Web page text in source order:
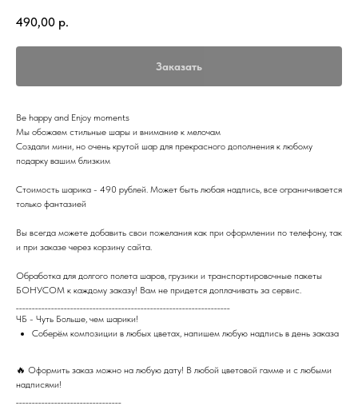
490,00 р.
Заказать
Be happy and Enjoy moments
Мы обожаем стильные шары и внимание к мелочам
Создали мини, но очень крутой шар для прекрасного дополнения к любому
подарку вашим близким
Стоимость шарика - 490 рублей. Может быть любая надпись, все ограничивается
только фантазией
Вы всегда можете добавить свои пожелания как при оформлении по телефону, так
и при заказе через корзину сайта.
Обработка для долгого полета шаров, грузики и транспортировочные пакеты
БОНУСОМ к каждому заказу! Вам не придется доплачивать за сервис.
ЧБ - Чуть Больше, чем шарики!
Соберём композиции в любых цветах, напишем любую надпись в день заказа
🔥 Оформить заказ можно на любую дату! В любой цветовой гамме и с любыми
надписями!